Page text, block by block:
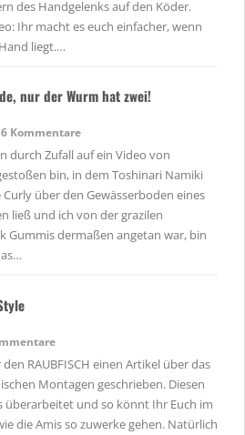
des Handgelenks auf den Köder.
Ihr macht es euch einfacher, wenn
liegt.…
nur der Wurm hat zwei!
Kommentare
durch Zufall auf ein Video von
bin, in dem Toshinari Namiki
Curly über den Gewässerboden eines
ließ und ich von der grazilen
Gummis dermaßen angetan war, bin
RAUBFISCH einen Artikel über das
Montagen geschrieben. Diesen
überarbeitet und so könnt Ihr Euch im
die Amis so zuwerke gehen. Natürlich